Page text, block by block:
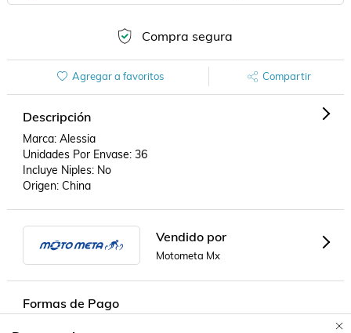
Compra segura
Agregar a favoritos Compartir
Descripción
Marca: Alessia
Unidades Por Envase: 36
Incluye Niples: No
Origen: China
Vendido por
Motometa Mx
Formas de Pago